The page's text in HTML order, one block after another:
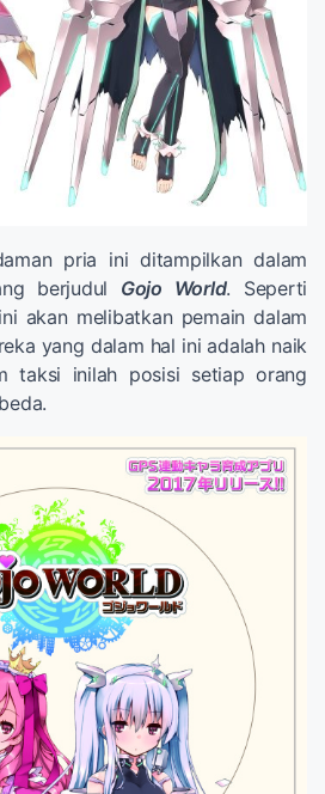
pria ini ditampilkan dalam
berjudul Gojo World. Seperti
akan melibatkan pemain dalam
yang dalam hal ini adalah naik
taksi inilah posisi setiap orang